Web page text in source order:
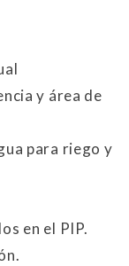
y área de
para riego y
en el PIP.